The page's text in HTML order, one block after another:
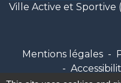
Ville Active et Sportive
Mentions légales -
-